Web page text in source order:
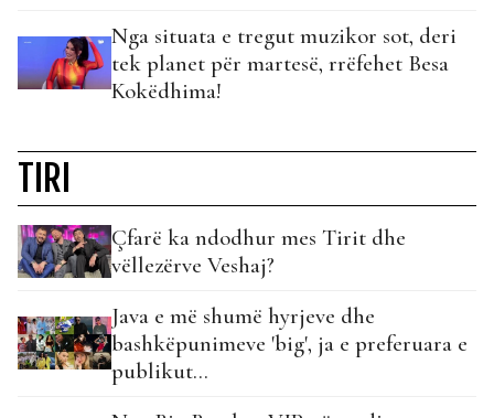
Nga situata e tregut muzikor sot, deri
tek planet për martesë, rrëfehet Besa
Kokëdhima!
TIRI
Çfarë ka ndodhur mes Tirit dhe
vëllezërve Veshaj?
Java e më shumë hyrjeve dhe
bashkëpunimeve 'big', ja e preferuara e
publikut...